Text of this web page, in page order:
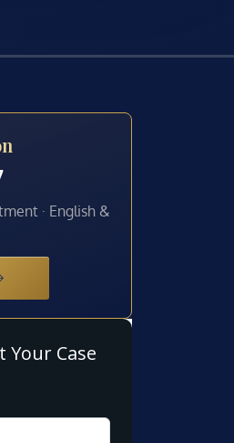
· English &